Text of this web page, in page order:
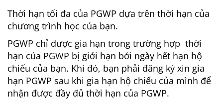
Thời hạn tối đa của PGWP dựa trên thời hạn của
chương trình học của bạn.
PGWP chỉ được gia hạn trong trường hợp thời
hạn của PGWP bị giới hạn bởi ngày hết hạn hộ
chiếu của bạn. Khi đó, bạn phải đăng ký xin gia
hạn PGWP sau khi gia hạn hộ chiếu của mình để
nhận được đầy đủ thời hạn của PGWP.